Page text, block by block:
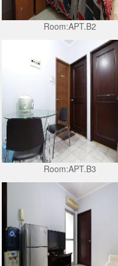
Room:APT.B2
Room:APT.B3